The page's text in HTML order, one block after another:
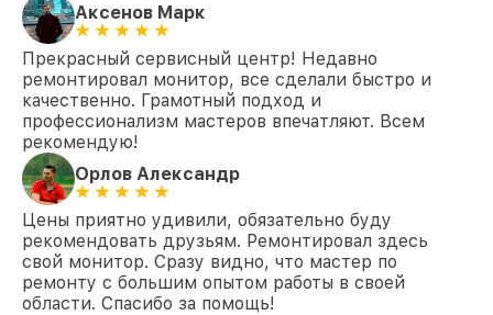
Аксенов Марк
Прекрасный сервисный центр! Недавно
ремонтировал монитор, все сделали быстро и
качественно. Грамотный подход и
профессионализм мастеров впечатляют. Всем
рекомендую!
Орлов Александр
Цены приятно удивили, обязательно буду
рекомендовать друзьям. Ремонтировал здесь
свой монитор. Сразу видно, что мастер по
ремонту с большим опытом работы в своей
области. Спасибо за помощь!